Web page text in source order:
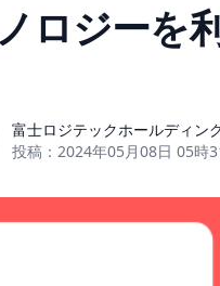
ロジーを
富士ロジテックホールディン
投稿： 2024年05月08日 05時